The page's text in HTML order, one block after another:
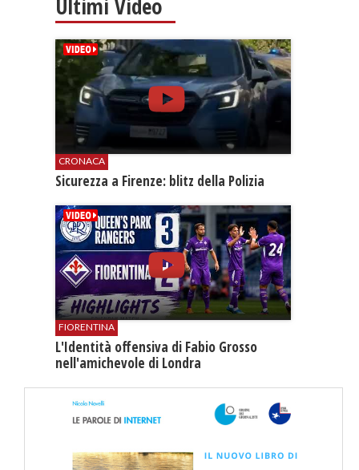
Ultimi Video
CRONACA
​Sicurezza a Firenze: blitz della Polizia
FIORENTINA
L'Identità offensiva di Fabio Grosso
nell'amichevole di Londra